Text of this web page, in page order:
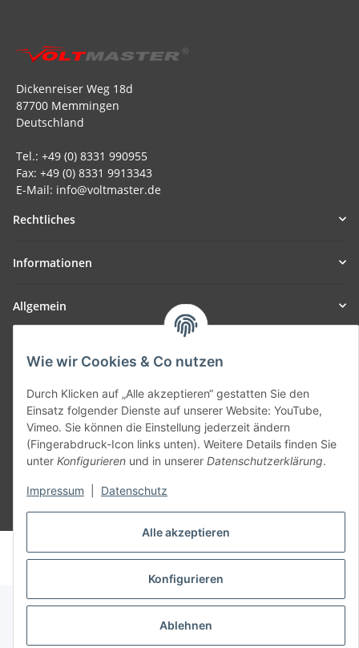
Alle akzeptieren
Konfigurieren
Ablehnen
Wie wir Cookies & Co nutzen
Durch Klicken auf „Alle akzeptieren“ gestatten Sie den
Einsatz folgender Dienste auf unserer Website: YouTube,
Vimeo. Sie können die Einstellung jederzeit ändern
(Fingerabdruck-Icon links unten). Weitere Details finden Sie
unter Konfigurieren und in unserer Datenschutzerklärung.
Impressum Datenschutz
Dickenreiser Weg 18d
87700 Memmingen
Deutschland
Tel.: +49 (0) 8331 990955
Fax: +49 (0) 8331 9913343
E-Mail: info@voltmaster.de
Rechtliches
Informationen
Allgemein
SmoliTec - Safety. Simplified. Worldwide. ( B2B Shop )
Vertrag widerrufen
* Alle Preise inkl. gesetzlicher USt., zzgl.Versand
© voltmaster.de